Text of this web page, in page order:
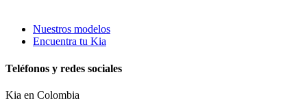
Nuestros modelos
Encuentra tu Kia
Teléfonos y redes sociales
Kia en Colombia